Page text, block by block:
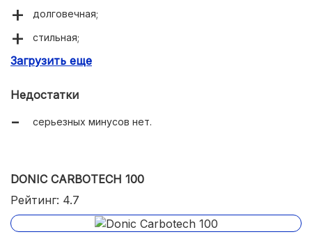
долговечная;
стильная;
пропускает воздух.
Загрузить еще
Недостатки
серьезных минусов нет.
DONIC CARBOTECH 100
Рейтинг: 4.7